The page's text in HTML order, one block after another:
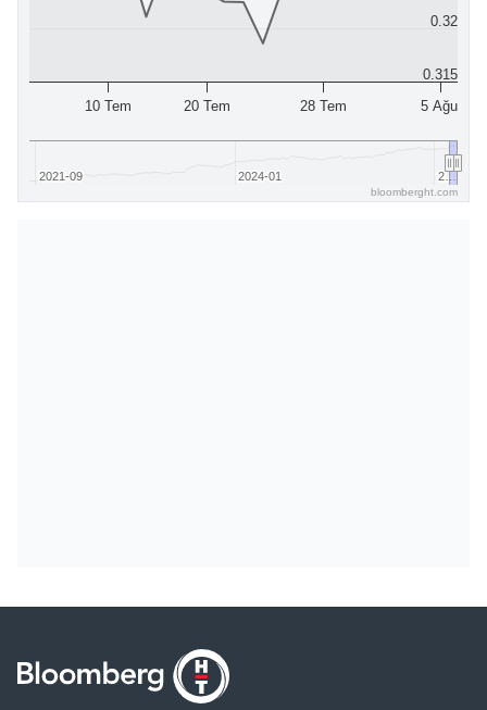
10 Tem 20 Tem 28 Tem 5 Ağu
2021-09
2021-09 2024-01
2024-01 2…
2…
0.315
0.32
bloomberght.com